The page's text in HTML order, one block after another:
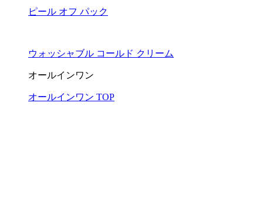
ピール オフ パック
ウォッシャブル コールド クリーム
オールインワン
オールインワン TOP